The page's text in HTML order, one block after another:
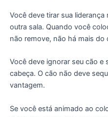
Você deve tirar sua
outra sala. Quando você
não remove, não há mais do
Você deve ignorar seu cão e
cabeça. O cão não deve
vantagem.
Se você está animado ao